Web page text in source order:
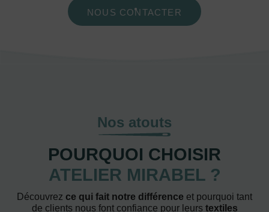
NOUS CONTACTER
Nos atouts
POURQUOI CHOISIR
ATELIER MIRABEL ?
Découvrez ce qui fait notre différence et pourquoi tant
de clients nous font confiance pour leurs textiles